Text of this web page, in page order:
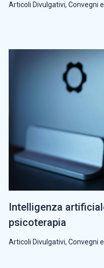
Articoli Divulgativi, Convegni
Intelligenza
psicoterapia
Articoli Divulgativi, Convegni